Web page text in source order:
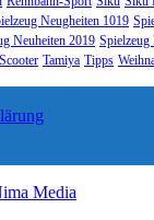
Neugheiten 1019
Neuheiten 2019 Spielzeug
Tamiya Tipps
Media